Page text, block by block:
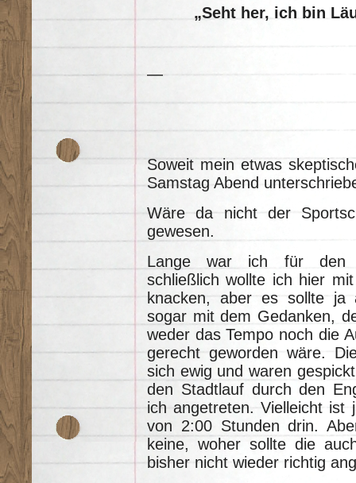
„Seht her, ich bin
—
Soweit mein etwas
Samstag Abend
Wäre da nicht der
gewesen.
Lange war ich für den
schließlich wollte ich hier
knacken, aber es sollte ja
sogar mit dem Gedanken,
weder das Tempo noch die
gerecht geworden wäre.
sich ewig und waren
den Stadtlauf durch den
ich angetreten. Vielleicht ist
von 2:00 Stunden drin.
keine, woher sollte die
bisher nicht wieder richtig